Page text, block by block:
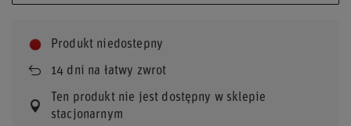
Produkt niedostepny
14 dni na łatwy zwrot
Ten produkt nie jest dostępny w sklepie
stacjonarnym